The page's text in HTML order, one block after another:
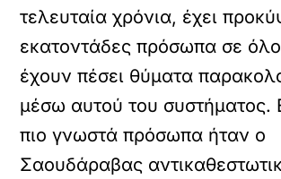
τελευταία χρόνια, έχει
εκατοντάδες πρόσωπα σε
έχουν πέσει θύματα
μέσω αυτού του συστήματος.
πιο γνωστά πρόσωπα ήταν ο
Σαουδάραβας